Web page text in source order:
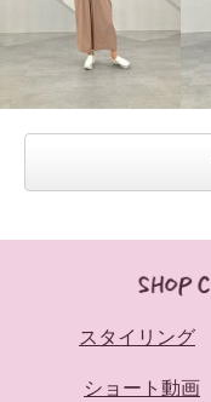
スタイリング
ショート動画